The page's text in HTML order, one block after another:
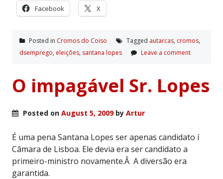
Facebook X
Posted in Cromos do Coiso Tagged autarcas, cromos,
dsemprego, eleições, santana lopes Leave a comment
O impagável Sr. Lopes
Posted on August 5, 2009by Artur
É uma pena Santana Lopes ser apenas candidato í
Câmara de Lisboa. Ele devia era ser candidato a
primeiro-ministro novamente.Â A diversão era
garantida.